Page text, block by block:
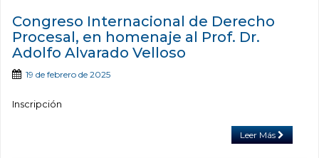
Congreso Internacional de Derecho
Procesal, en homenaje al Prof. Dr.
Adolfo Alvarado Velloso
19 de febrero de 2025
Inscripción
Leer Más